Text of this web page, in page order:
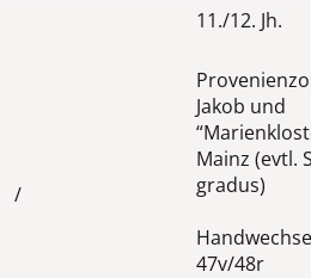
/
11./12. Jh.
Jakob und
Mainz (evtl.
gradus)
47v/48r